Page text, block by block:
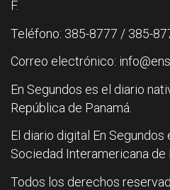
F.
Teléfono: 385-8777 / 385-
Correo electrónico:
En Segundos es el diario
República de Panamá.
El diario digital En
Sociedad Interamericana de
Todos los derechos